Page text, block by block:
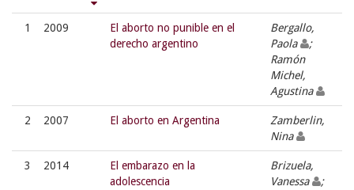
1 2009
El aborto no punible en el
derecho argentino
Bergallo,
Paola
;
Ramón
Michel,
Agustina
2 2007 El aborto en Argentina
Zamberlin,
Nina
3 2014
El embarazo en la
adolescencia
Brizuela,
Vanessa
;